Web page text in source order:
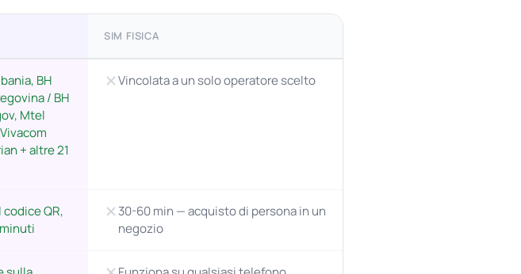
SIM FISICA
BH
/ BH
Mtel
+ altre 21
Vincolata a un solo operatore scelto
QR,
30-60 min — acquisto di persona in un
negozio